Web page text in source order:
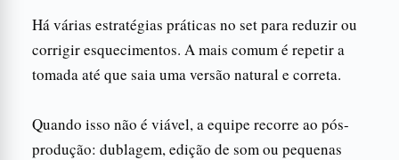
Há várias estratégias práticas no set para reduzir ou
corrigir esquecimentos. A mais comum é repetir a
tomada até que saia uma versão natural e correta.
Quando isso não é viável, a equipe recorre ao pós-
produção: dublagem, edição de som ou pequenas